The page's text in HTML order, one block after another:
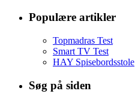
Populære artikler
Topmadras Test
Smart TV Test
HAY Spisebordsstole
Søg på siden